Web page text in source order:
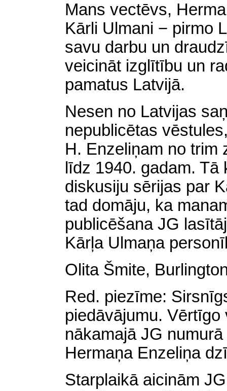
Mans vectēvs,
Kārli Ulmani − pirmo
savu darbu un
veicināt izglītību un
pamatus Latvijā.
Nesen no Latvijas
nepublicētas
H. Enzeliņam no trim
līdz 1940. gadam.
diskusiju sērijas par
tad domāju, ka
publicēšana JG
Kārļa Ulmaņa
Olita Šmite,
Red. piezīme:
piedāvājumu.
nākamajā JG
Hermaņa Enzeliņa
Starplaikā aicinām